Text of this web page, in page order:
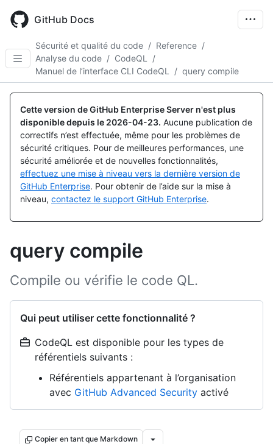
main
GitHub Docs
Sécurité et qualité du code / Reference /
Analyse du code / CodeQL
/
Manuel de l’interface CLI CodeQL
/ query compile
Cette version de GitHub Enterprise Server n'est plus
disponible depuis le 2026-04-23. Aucune publication de
correctifs n’est effectuée, même pour les problèmes de
sécurité critiques. Pour de meilleures performances, une
sécurité améliorée et de nouvelles fonctionnalités,
effectuez une mise à niveau vers la dernière version de
GitHub Enterprise. Pour obtenir de l’aide sur la mise à
niveau, contactez le support GitHub Enterprise.
query compile
Compile ou vérifie le code QL.
Qui peut utiliser cette fonctionnalité ?
CodeQL est disponible pour les types de
référentiels suivants :
Référentiels appartenant à l’organisation
avec GitHub Advanced Security activé
Copier en tant que Markdown